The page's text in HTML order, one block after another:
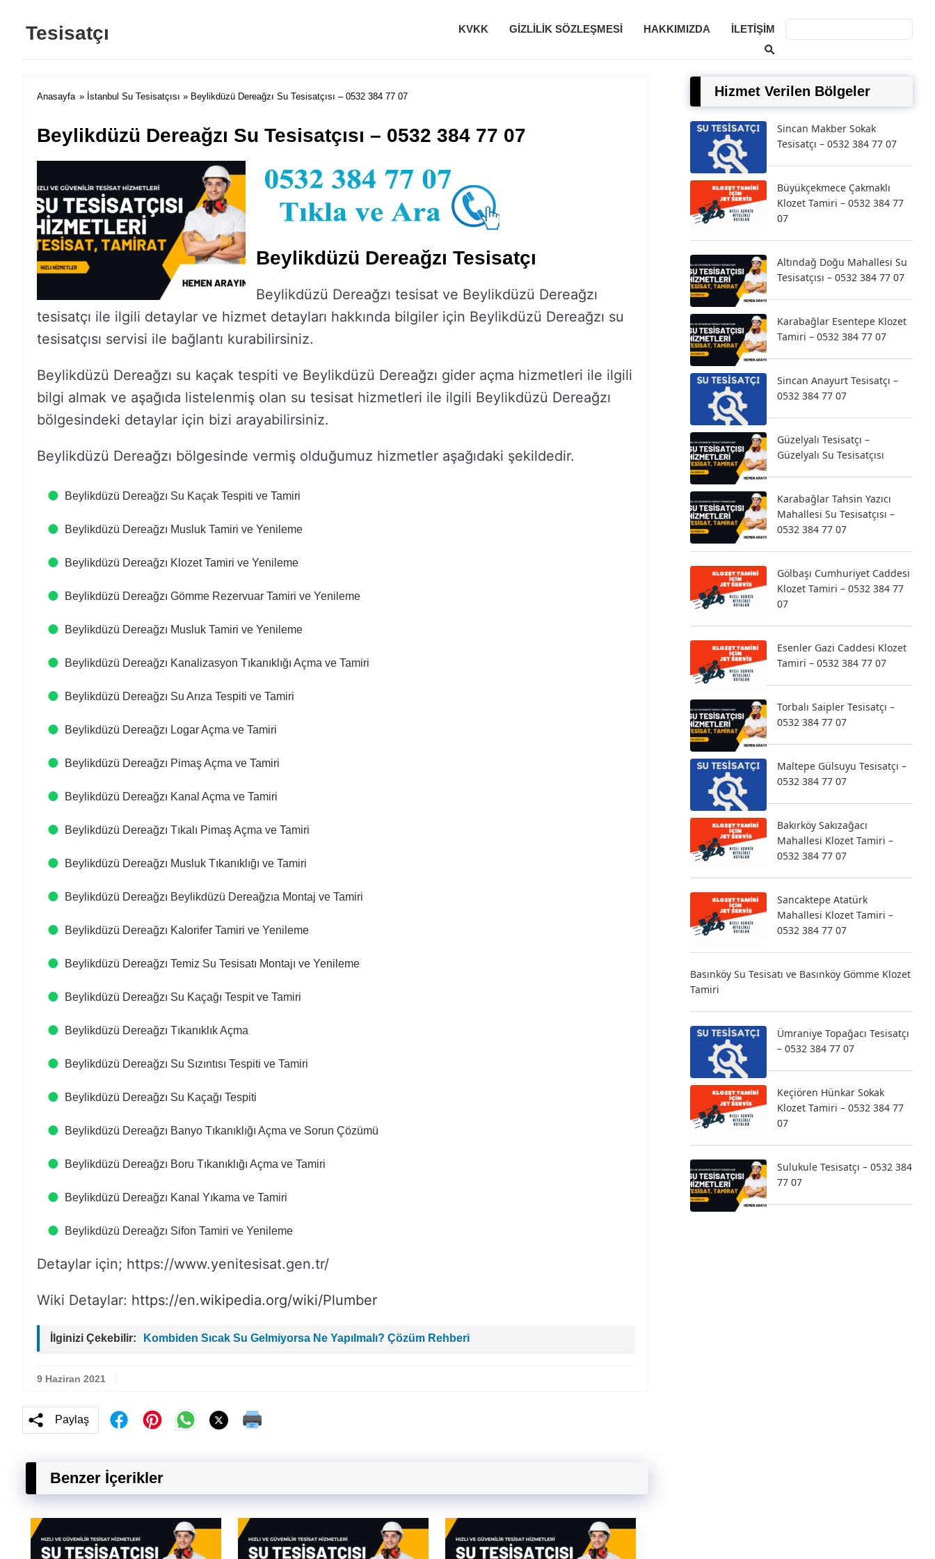
Tesisatçı KVKK GIZLILIK SÖZLEŞMESI HAKKIMIZDA İLETIŞIM
Anasayfa » İstanbul Su Tesisatçısı » Beylikdüzü Dereağzı Su Tesisatçısı – 0532 384 77 07
Beylikdüzü Dereağzı Su Tesisatçısı – 0532 384 77 07
Beylikdüzü Dereağzı Tesisatçı
Beylikdüzü Dereağzı tesisat ve Beylikdüzü Dereağzı
tesisatçı ile ilgili detaylar ve hizmet detayları hakkında bilgiler için Beylikdüzü Dereağzı su
tesisatçısı servisi ile bağlantı kurabilirsiniz.
Beylikdüzü Dereağzı su kaçak tespiti ve Beylikdüzü Dereağzı gider açma hizmetleri ile ilgili
bilgi almak ve aşağıda listelenmiş olan su tesisat hizmetleri ile ilgili Beylikdüzü Dereağzı
bölgesindeki detaylar için bizi arayabilirsiniz.
Beylikdüzü Dereağzı bölgesinde vermiş olduğumuz hizmetler aşağıdaki şekildedir.
Beylikdüzü Dereağzı Su Kaçak Tespiti ve Tamiri
Beylikdüzü Dereağzı Musluk Tamiri ve Yenileme
Beylikdüzü Dereağzı Klozet Tamiri ve Yenileme
Beylikdüzü Dereağzı Gömme Rezervuar Tamiri ve Yenileme
Beylikdüzü Dereağzı Musluk Tamiri ve Yenileme
Beylikdüzü Dereağzı Kanalizasyon Tıkanıklığı Açma ve Tamiri
Beylikdüzü Dereağzı Su Arıza Tespiti ve Tamiri
Beylikdüzü Dereağzı Logar Açma ve Tamiri
Beylikdüzü Dereağzı Pimaş Açma ve Tamiri
Beylikdüzü Dereağzı Kanal Açma ve Tamiri
Beylikdüzü Dereağzı Tıkalı Pimaş Açma ve Tamiri
Beylikdüzü Dereağzı Musluk Tıkanıklığı ve Tamiri
Beylikdüzü Dereağzı Beylikdüzü Dereağzıa Montaj ve Tamiri
Beylikdüzü Dereağzı Kalorifer Tamiri ve Yenileme
Beylikdüzü Dereağzı Temiz Su Tesisatı Montajı ve Yenileme
Beylikdüzü Dereağzı Su Kaçağı Tespit ve Tamiri
Beylikdüzü Dereağzı Tıkanıklık Açma
Beylikdüzü Dereağzı Su Sızıntısı Tespiti ve Tamiri
Beylikdüzü Dereağzı Su Kaçağı Tespiti
Beylikdüzü Dereağzı Banyo Tıkanıklığı Açma ve Sorun Çözümü
Beylikdüzü Dereağzı Boru Tıkanıklığı Açma ve Tamiri
Beylikdüzü Dereağzı Kanal Yıkama ve Tamiri
Beylikdüzü Dereağzı Sifon Tamiri ve Yenileme
Detaylar için; https://www.yenitesisat.gen.tr/
Wiki Detaylar: https://en.wikipedia.org/wiki/Plumber
İlginizi Çekebilir: Kombiden Sıcak Su Gelmiyorsa Ne Yapılmalı? Çözüm Rehberi
9 Haziran 2021
Paylaş
Benzer İçerikler
Hizmet Verilen Bölgeler
Sincan Makber Sokak
Tesisatçı – 0532 384 77 07
Büyükçekmece Çakmaklı
Klozet Tamiri – 0532 384 77
07
Altındağ Doğu Mahallesi Su
Tesisatçısı – 0532 384 77 07
Karabağlar Esentepe Klozet
Tamiri – 0532 384 77 07
Sincan Anayurt Tesisatçı –
0532 384 77 07
Güzelyalı Tesisatçı –
Güzelyalı Su Tesisatçısı
Karabağlar Tahsin Yazıcı
Mahallesi Su Tesisatçısı –
0532 384 77 07
Gölbaşı Cumhuriyet Caddesi
Klozet Tamiri – 0532 384 77
07
Esenler Gazi Caddesi Klozet
Tamiri – 0532 384 77 07
Torbalı Saipler Tesisatçı –
0532 384 77 07
Maltepe Gülsuyu Tesisatçı –
0532 384 77 07
Bakırköy Sakızağacı
Mahallesi Klozet Tamiri –
0532 384 77 07
Sancaktepe Atatürk
Mahallesi Klozet Tamiri –
0532 384 77 07
Basınköy Su Tesisatı ve Basınköy Gömme Klozet
Tamiri
Ümraniye Topağacı Tesisatçı
– 0532 384 77 07
Keçiören Hünkar Sokak
Klozet Tamiri – 0532 384 77
07
Sulukule Tesisatçı – 0532 384
77 07